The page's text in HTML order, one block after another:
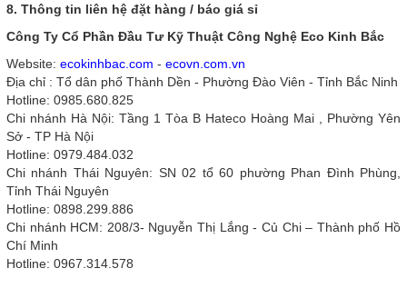
8. Thông tin liên hệ đặt hàng / báo giá sỉ
Công Ty Cổ Phần Đầu Tư Kỹ Thuật Công Nghệ Eco Kinh Bắc
Website: ecokinhbac.com - ecovn.com.vn
Địa chỉ : Tổ dân phố Thành Dền - Phường Đào Viên - Tỉnh Bắc Ninh
Hotline: 0985.680.825
Chi nhánh Hà Nội: Tầng 1 Tòa B Hateco Hoàng Mai , Phường Yên
Sở - TP Hà Nội
Hotline: 0979.484.032
Chi nhánh Thái Nguyên: SN 02 tổ 60 phường Phan Đình Phùng,
Tỉnh Thái Nguyên
Hotline: 0898.299.886
Chi nhánh HCM: 208/3- Nguyễn Thị Lắng - Củ Chi – Thành phố Hồ
Chí Minh
Hotline: 0967.314.578